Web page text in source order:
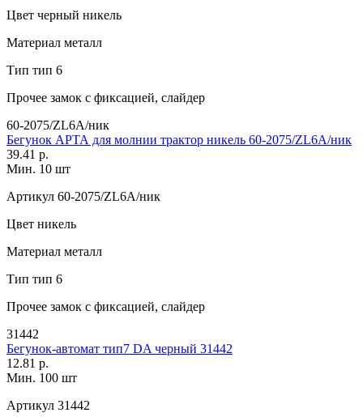
Цвет черный никель
Материал металл
Тип тип 6
Прочее замок с фиксацией, слайдер
60-2075/ZL6A/ник
Бегунок АРТА для молнии трактор никель 60-2075/ZL6A/ник
39.41 р.
Мин. 10 шт
Артикул 60-2075/ZL6A/ник
Цвет никель
Материал металл
Тип тип 6
Прочее замок с фиксацией, слайдер
31442
Бегунок-автомат тип7 DA черный 31442
12.81 р.
Мин. 100 шт
Артикул 31442